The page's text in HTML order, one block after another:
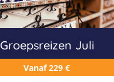
Groepsreizen Juli
Vanaf 229 €